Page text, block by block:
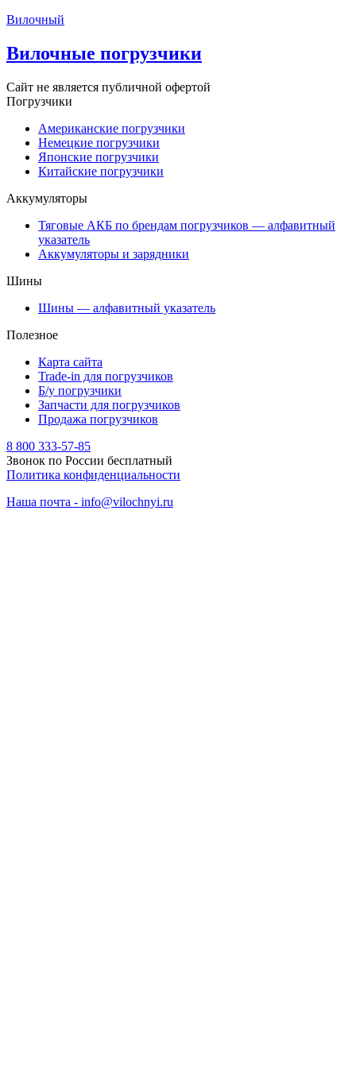
Вилочный
Вилочные погрузчики
Сайт не является публичной офертой
Погрузчики
Американские погрузчики
Немецкие погрузчики
Японские погрузчики
Китайские погрузчики
Аккумуляторы
Тяговые АКБ по брендам погрузчиков — алфавитный
указатель
Аккумуляторы и зарядники
Шины
Шины — алфавитный указатель
Полезное
Карта сайта
Trade-in для погрузчиков
Б/у погрузчики
Запчасти для погрузчиков
Продажа погрузчиков
8 800 333-57-85
Звонок по России бесплатный
Политика конфиденциальности
Наша почта - info@vilochnyi.ru